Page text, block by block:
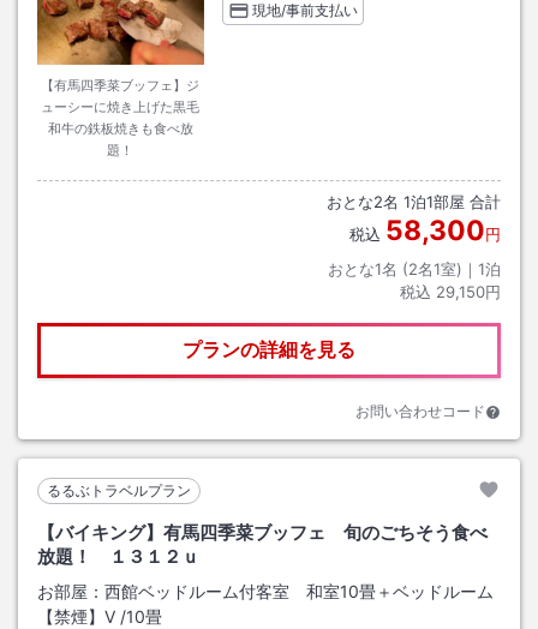
【有馬四季菜ブッフェ】ジ
ューシーに焼き上げた黒毛
和牛の鉄板焼きも食べ放
題！
現地/事前支払い
おとな2名 1泊1部屋 合計
税込 58,300円
おとな1名 (2名1室)｜ 1泊
税込 29,150円
プランの詳細を見る
お問い合わせコード
るるぶトラベルプラン
【バイキング】有馬四季菜ブッフェ 旬のごちそう食べ
放題！ １３１２ｕ
お部屋： 西館ベッドルーム付客室 和室10畳＋ベッドルーム
【禁煙】V /10畳